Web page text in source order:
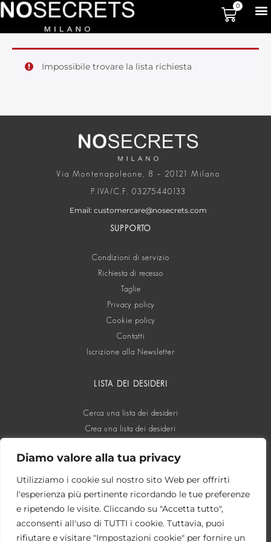
Diamo valore alla tua privacy
Utilizziamo i cookie sul nostro sito Web per offrirti
l'esperienza più pertinente ricordando le tue preferenze
e ripetendo le visite. Cliccando su "Accetta tutto",
acconsenti all'uso di TUTTI i cookie. Tuttavia, puoi
rifiutare e visitare "Impostazioni cookie" per fornire un
0
Impossibile trovare la lista richiesta
Via Montenapoleone, 8 – 20121 Milano
P.IVA/C.F. 03275440133
Email: customercare@nosecrets.com
SUPPORTO
Condizioni di servizio
Richiesta di recesso
Taglie
Privacy policy
Cookie policy
Contatti
Iscrizione alla Newsletter
LISTA DEI DESIDERI
Cerca una lista dei desideri
Crea una lista dei desideri
SOCIAL